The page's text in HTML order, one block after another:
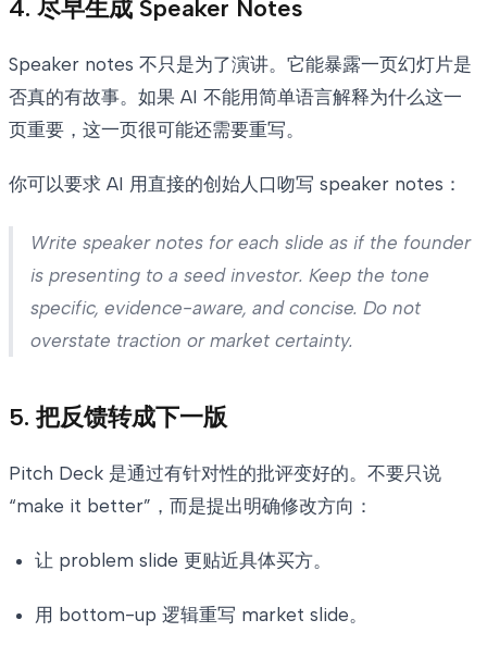
4. 尽早生成 Speaker Notes
Speaker notes 不只是为了演讲。它能暴露一页幻灯片是
否真的有故事。如果 AI 不能用简单语言解释为什么这一
页重要，这一页很可能还需要重写。
你可以要求 AI 用直接的创始人口吻写 speaker notes：
Write speaker notes for each slide as if the founder
is presenting to a seed investor. Keep the tone
specific, evidence-aware, and concise. Do not
overstate traction or market certainty.
5. 把反馈转成下一版
Pitch Deck 是通过有针对性的批评变好的。不要只说
“make it better”，而是提出明确修改方向：
让 problem slide 更贴近具体买方。
用 bottom-up 逻辑重写 market slide。